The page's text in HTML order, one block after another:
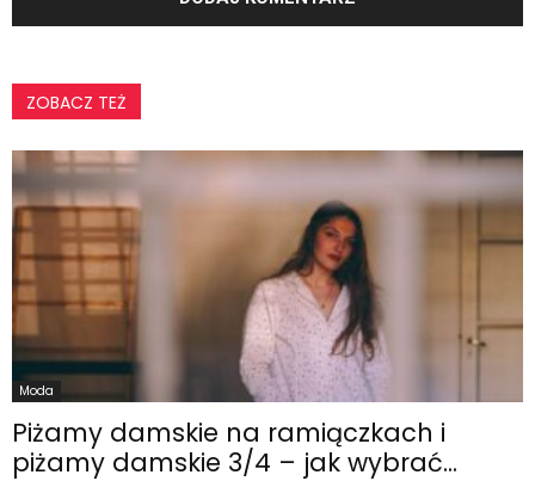
ZOBACZ TEŻ
Moda
Piżamy damskie na ramiączkach i
piżamy damskie 3/4 – jak wybrać...